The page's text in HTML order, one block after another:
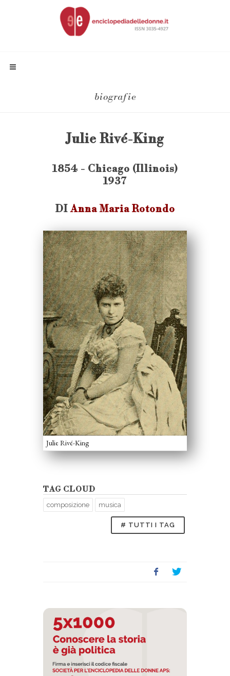
biografie
Julie Rivé-King
1854 - Chicago (Illinois)
1937
DIAnna Maria Rotondo
Julie Rivé-King
TAG CLOUD
composizione musica
# TUTTI I TAG